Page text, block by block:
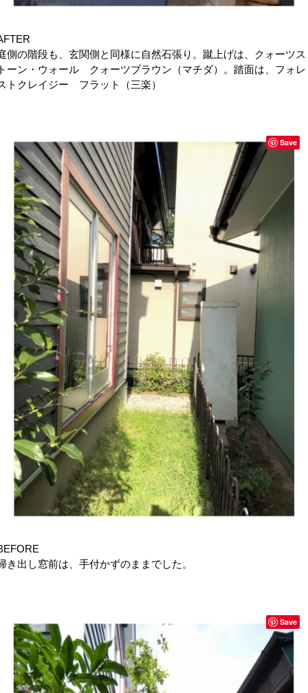
側の階段も、玄関側と同様に自然石張り。蹴上げは、クォーツス
ーン・ウォール クォーツブラウン（マチダ）。踏面は、フォレ
トクレイジー フラット（三楽）
き出し窓前は、手付かずのままでした。
Save
Save